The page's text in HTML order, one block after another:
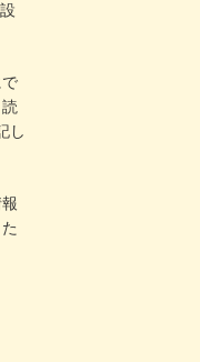
し